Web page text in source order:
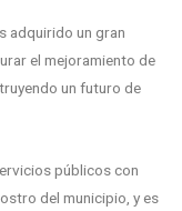
adquirido un gran
el mejoramiento de
un futuro de
públicos con
del municipio, y es